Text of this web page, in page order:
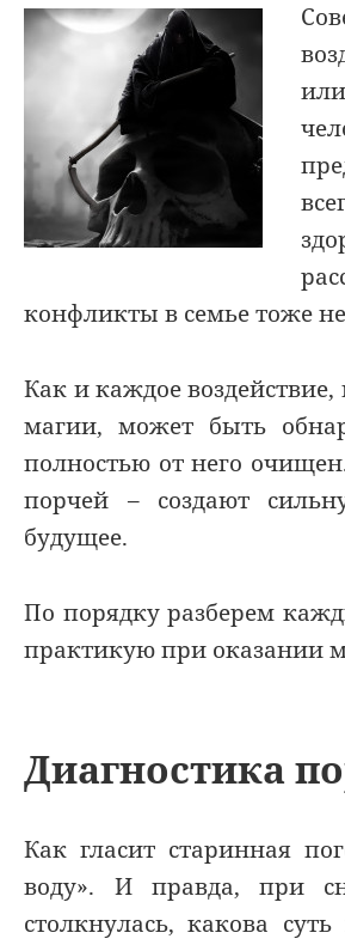
конфликты в семье тоже
Как и каждое
магии, может быть
полностью от него
порчей – создают
будущее.
По порядку разберем
практикую при оказании
Диагностика
Как гласит старинная
воду». И правда, при
столкнулась, какова